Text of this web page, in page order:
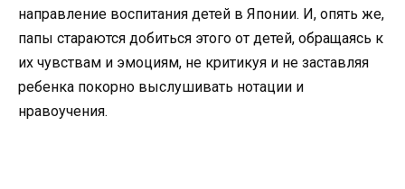
направление воспитания детей в Японии. И, опять же,
папы стараются добиться этого от детей, обращаясь к
их чувствам и эмоциям, не критикуя и не заставляя
ребенка покорно выслушивать нотации и
нравоучения.